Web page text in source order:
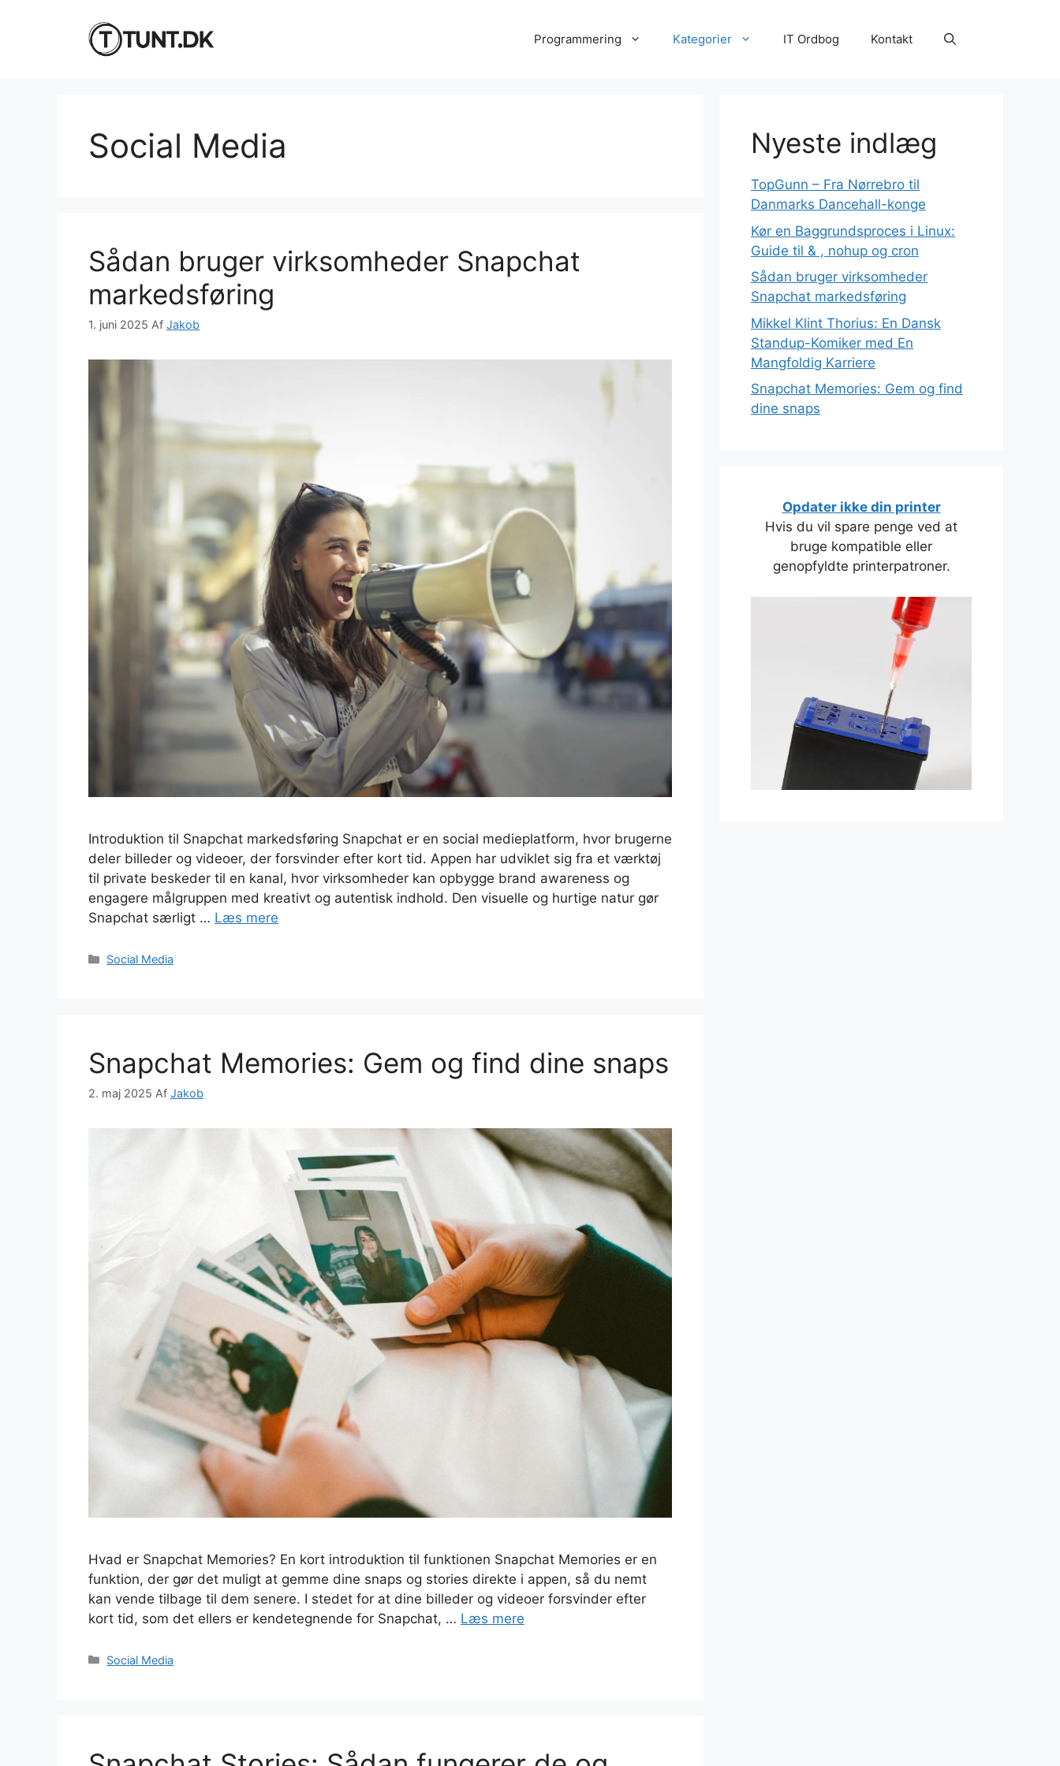
Programmering Kategorier IT Ordbog Kontakt
Social Media
Sådan bruger virksomheder Snapchat
markedsføring
1. juni 2025 Af Jakob
Introduktion til Snapchat markedsføring Snapchat er en social medieplatform, hvor brugerne
deler billeder og videoer, der forsvinder efter kort tid. Appen har udviklet sig fra et værktøj
til private beskeder til en kanal, hvor virksomheder kan opbygge brand awareness og
engagere målgruppen med kreativt og autentisk indhold. Den visuelle og hurtige natur gør
Snapchat særligt … Læs mere
Kategorier
Social Media
Snapchat Memories: Gem og find dine snaps
2. maj 2025 Af Jakob
Hvad er Snapchat Memories? En kort introduktion til funktionen Snapchat Memories er en
funktion, der gør det muligt at gemme dine snaps og stories direkte i appen, så du nemt
kan vende tilbage til dem senere. I stedet for at dine billeder og videoer forsvinder efter
kort tid, som det ellers er kendetegnende for Snapchat, … Læs mere
Kategorier
Social Media
Nyeste indlæg
TopGunn – Fra Nørrebro til
Danmarks Dancehall-konge
Kør en Baggrundsproces i Linux:
Guide til & , nohup og cron
Sådan bruger virksomheder
Snapchat markedsføring
Mikkel Klint Thorius: En Dansk
Standup-Komiker med En
Mangfoldig Karriere
Snapchat Memories: Gem og find
dine snaps
Opdater ikke din printer
Hvis du vil spare penge ved at
bruge kompatible eller
genopfyldte printerpatroner.